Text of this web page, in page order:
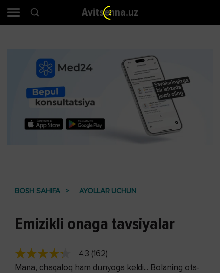
Avitsenna.uz
BOSH SAHIFA AYOLLAR UCHUN
Emizikli onaga tavsiyalar
4.3 (162)
Mana, chaqaloq ham dunyoga keldi... Bolaning ota-
1